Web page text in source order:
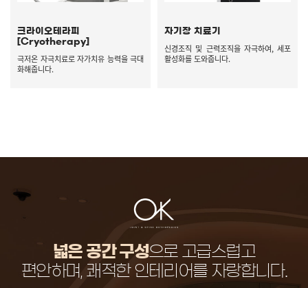
크라이오테라피
[Cryotherapy]
극저온 자극치료로 자가치유 능력을 극대
화해줍니다.
자기장 치료기
신경조직 및 근력조직을 자극하여, 세포
활성화를 도와줍니다.
넓은 공간 구성으로 고급스럽고
편안하며, 쾌적한 인테리어를 자랑합니다.